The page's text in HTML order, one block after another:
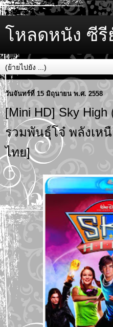
โหลดหนัง ซีรี
วันจันทร์ที่ 15 มิถุนายน พ.ศ. 2558
[Mini HD] Sky
รวมพันธุ์โจ๋ พลังเห
ไทย]